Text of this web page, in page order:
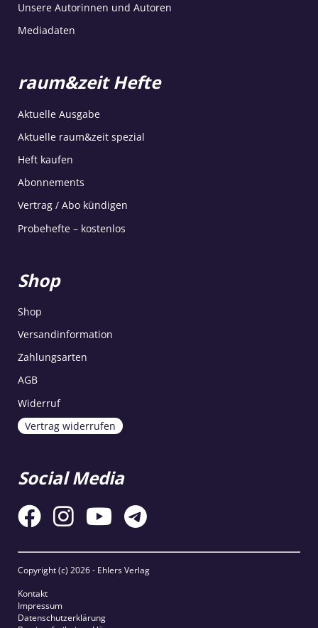
Unsere Autorinnen und Autoren
Mediadaten
raum&zeit Hefte
Aktuelle Ausgabe
Aktuelle raum&zeit spezial
Heft kaufen
Abonnements
Vertrag / Abo kündigen
Probehefte – kostenlos
Shop
Shop
Versandinformation
Zahlungsarten
AGB
Widerruf
Vertrag widerrufen
Social Media
Copyright (c) 2026 - Ehlers Verlag
Kontakt
Impressum
Datenschutzerklärung